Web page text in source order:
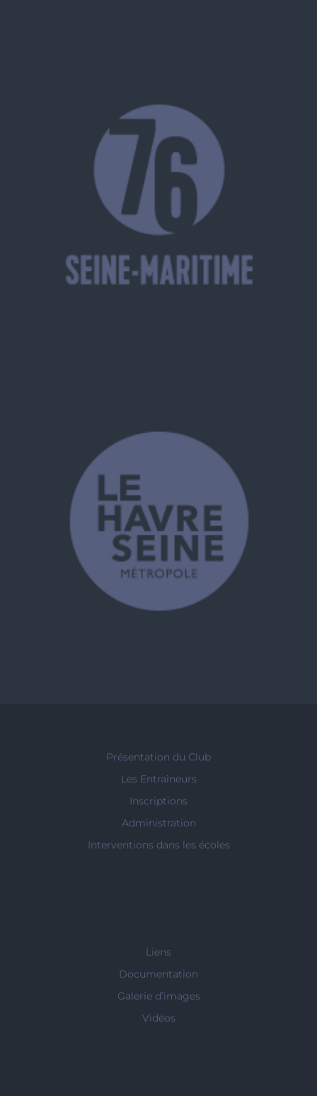
Présentation du Club
Les Entraîneurs
Inscriptions
Administration
Interventions dans les écoles
Liens
Documentation
Galerie d’images
Vidéos